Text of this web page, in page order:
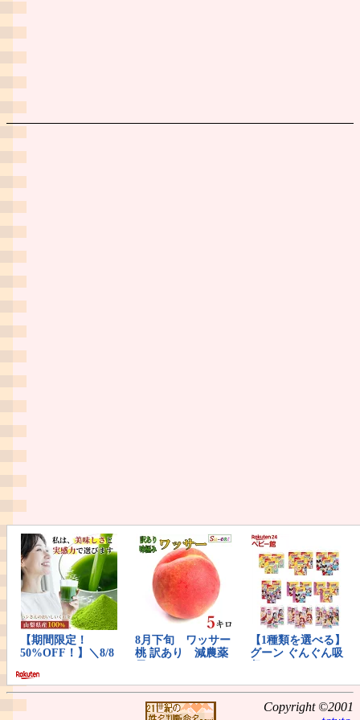
Copyright ©2001